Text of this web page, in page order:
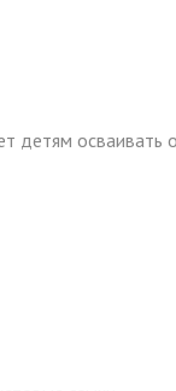
детям осваивать